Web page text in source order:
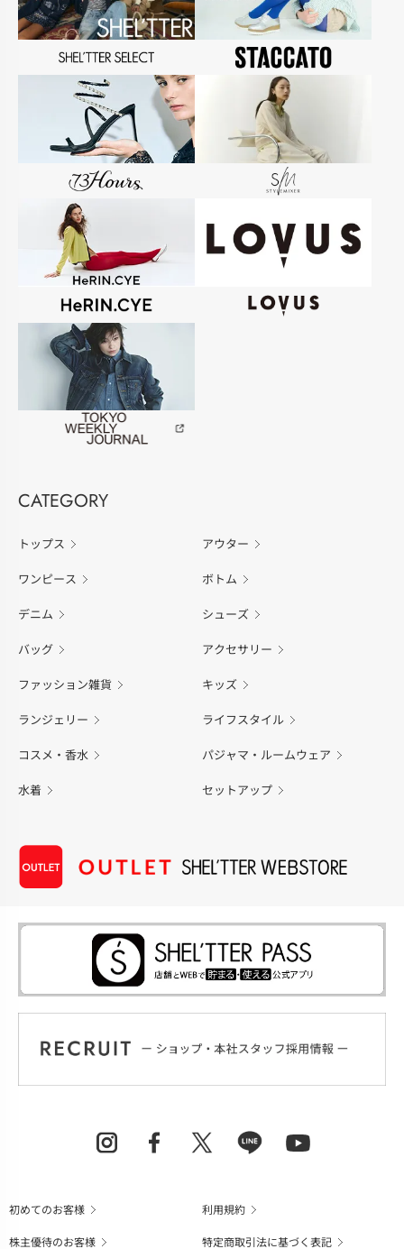
CATEGORY
トップス アウター
ワンピース ボトム
デニム シューズ
バッグ アクセサリー
ファッション雑貨 キッズ
ランジェリー ライフスタイル
コスメ・香水 パジャマ・ルームウェア
水着 セットアップ
初めてのお客様
利用規約
株主優待のお客様
特定商取引法に基づく表記